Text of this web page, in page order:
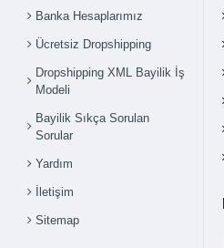
Banka Hesaplarımız
Ücretsiz Dropshipping
Dropshipping XML Bayilik İş
Modeli
Bayilik Sıkça Sorulan
Sorular
Yardım
İletişim
Sitemap